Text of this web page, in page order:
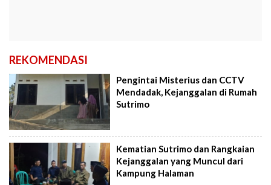
REKOMENDASI
Pengintai Misterius dan CCTV
Mendadak, Kejanggalan di Rumah
Sutrimo
Kematian Sutrimo dan Rangkaian
Kejanggalan yang Muncul dari
Kampung Halaman